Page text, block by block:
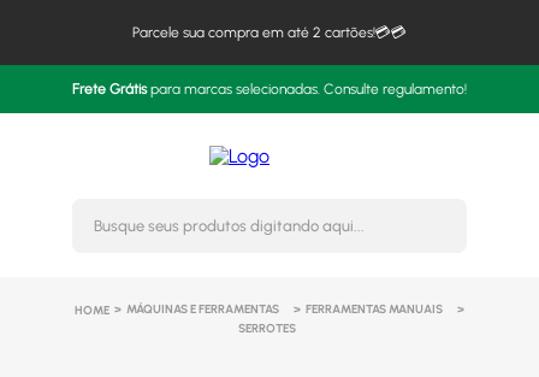
Parcele sua compra em até 2 cartões!💳💳
Frete Grátispara marcas selecionadas. Consulte regulamento!
Busque seus produtos
MÁQUINAS E FERRAMENTAS
FERRAMENTAS MANUAIS
SERROTES